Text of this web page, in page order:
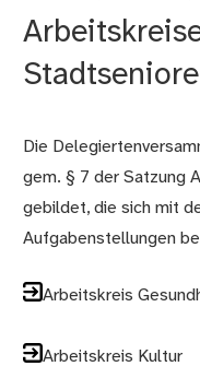
Die
gem. § 7 der Satzung
gebildet, die sich mit
Aufgabenstellungen
Arbeitskreis
Arbeitskreis Kultur